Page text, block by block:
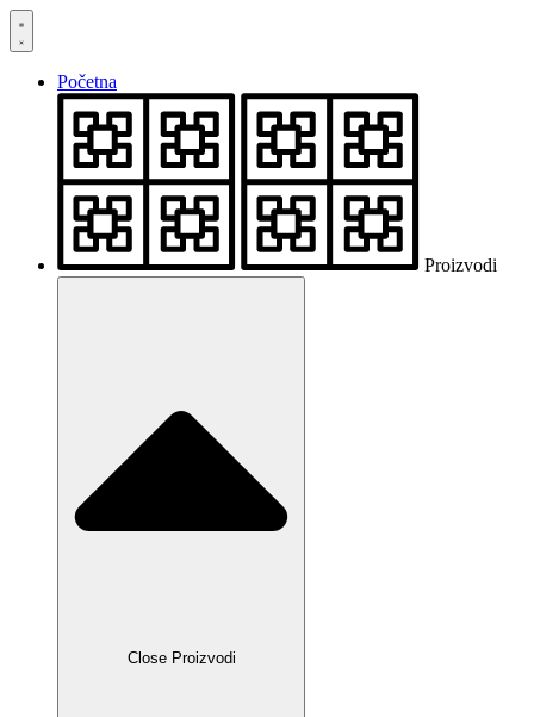
Skočite
na
Početna
Proizvodi
Close Proizvodi